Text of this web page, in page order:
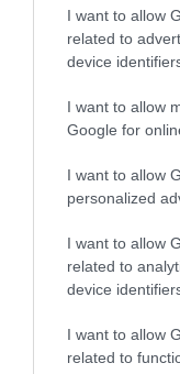
I want to allow
related to
device
I want to allow
Google for
I want to allow
personalized
I want to allow
related to
device
I want to allow
related to